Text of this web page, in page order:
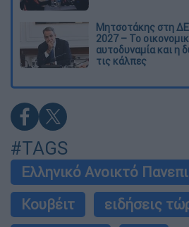
Μητσοτάκης στη
2027 – Το
αυτοδυναμία και η
τις κάλπες
#TAGS
Ελληνικό Ανοικτό
Κουβέιτ
ειδήσεις